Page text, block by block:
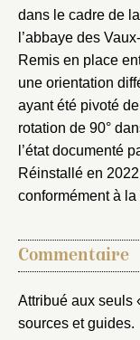
dans le cadre de
l’abbaye des
Remis en place
une orientation
ayant été pivoté
rotation de 90°
l’état documenté
Réinstallé en
conformément à la
Commentaire
Attribué aux seuls
sources et guides.
Nouveau
Créer
Vous n'êtes pas
Vous avez oublié